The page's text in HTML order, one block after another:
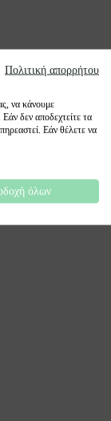
Πολιτική απορρήτου
να κάνουμε
δεν αποδεχτείτε τα
Εάν θέλετε να
όλων